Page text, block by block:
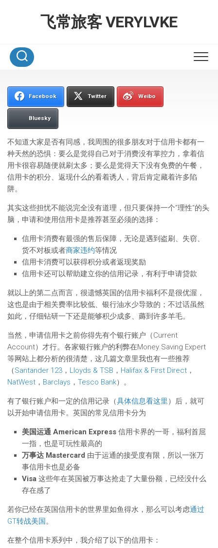
飞常旅客 VERYLVKE
Facebook Twitter Weibo
Bluesky
不知道大家是否有同感，我周围的很多朋友对于信用卡都有一
种天然的恐惧：要么是觉得自己对于消费没有掌控力，拿着信
用卡很容易随便就刷太多；要么是觉得天下没有免费的午餐，
信用卡的积分、返现什么的看着诱人，背后肯定藏着许多陷
阱。
其实这些担忧不能说完全没有道理，但只要保持一个”理性“的头
脑，申请和使用信用卡是推荐甚至必须的选择：
信用卡消费有最强的售后保障，无论是遇到盗刷、失窃、
货不对板或者商家违约等情况
信用卡消费可以获得积分或者返现奖励
信用卡还可以帮助建立你的信用记录，有利于申请贷款
就以上的第二点而言，很遗憾英国的信用卡福利不是很优渥，
这也是由于相关费率比较低、银行油水少导致的；不过话虽然
如此，仔细钻研一下还是能够积少成多、薅到许多羊毛。
当然，申请信用卡之前你得先有个银行账户（Current
Account）才行。各家银行账户的利弊在Money Saving Expert
等网站上都分析的很清楚，这几篇文章里我也有一些推荐
（Santander 123 ， Lloyds & TSB ， Halifax & First Direct ，
NatWest ， Barclays ， Tesco Bank）。
有了银行账户和一定的信用记录（具体信息看这里 ）后，就可
以开始申请信用卡。英国的常见信用卡分为
美国运通 American Express 信用卡界的一哥，福利首屈
一指，也是可玩性最高的
万事达 Mastercard 由于运通的接受度有限，所以一张万
事信用卡也是必备
Visa 这些年在英国被万事达抢走了大量份额，已经没什么
存在感了
若你已经在英国信用卡的世界里如鱼得水，那么可以考虑通过
GT转战美国。
在整个信用卡系列中，我介绍了以下的信用卡：